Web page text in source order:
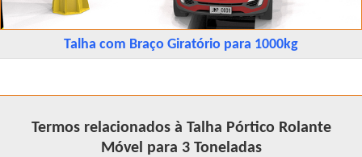
Talha com Braço Giratório para 1000kg
Termos relacionados à Talha Pórtico Rolante
Móvel para 3 Toneladas